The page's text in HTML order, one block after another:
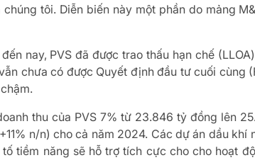
tôi. Diễn biến này một phần do mảng
nay, PVS đã được trao thấu hạn chế
chưa có được Quyết định đầu tư cuối cùng
thu của PVS 7% từ 23.846 tỷ đồng lên
n/n) cho cả năm 2024. Các dự án dầu khí
tiềm năng sẽ hỗ trợ tích cực cho cho hoạt